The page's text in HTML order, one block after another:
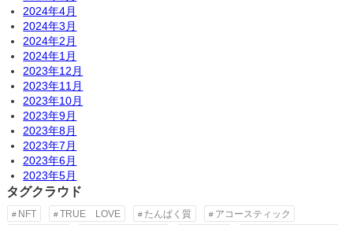
2024年4月
2024年3月
2024年2月
2024年1月
2023年12月
2023年11月
2023年10月
2023年9月
2023年8月
2023年7月
2023年6月
2023年5月
タグクラウド
NFT TRUE LOVE たんぱく質
アコースティック